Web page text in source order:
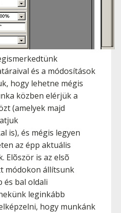
és a módosítások
hogy lehetne mégis
közben elérjük a
(amelyek majd
is), és mégis legyen
az épp aktuális
Elõször is az elsõ
módokon állítsunk
és bal oldali
leginkább
hogy munkánk